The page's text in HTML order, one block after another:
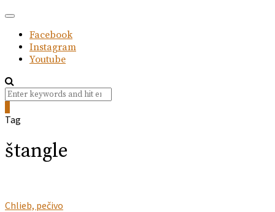
Facebook
Instagram
Youtube
Search
for:
Tag
štangle
Chlieb, pečivo